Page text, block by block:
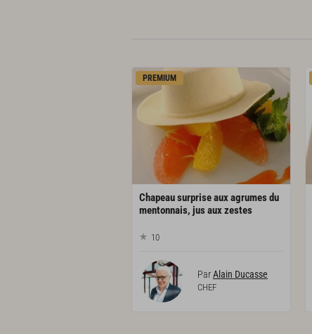
PREMIUM
Chapeau surprise aux agrumes du
mentonnais, jus aux zestes
10
ParAlain Ducasse
CHEF